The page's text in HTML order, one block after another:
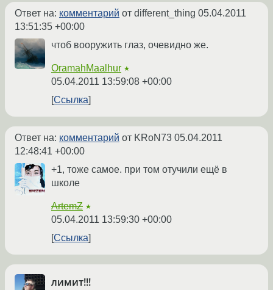
Ответ на: комментарий от different_thing 05.04.2011
13:51:35 +00:00
чтоб вооружить глаз, очевидно же.
OramahMaalhur ★
05.04.2011 13:59:08 +00:00
Ссылка
Ответ на: комментарий от KRoN73 05.04.2011
12:48:41 +00:00
+1, тоже самое. при том отучили ещё в
школе
ArtemZ ★
05.04.2011 13:59:30 +00:00
Ссылка
лимит!!!